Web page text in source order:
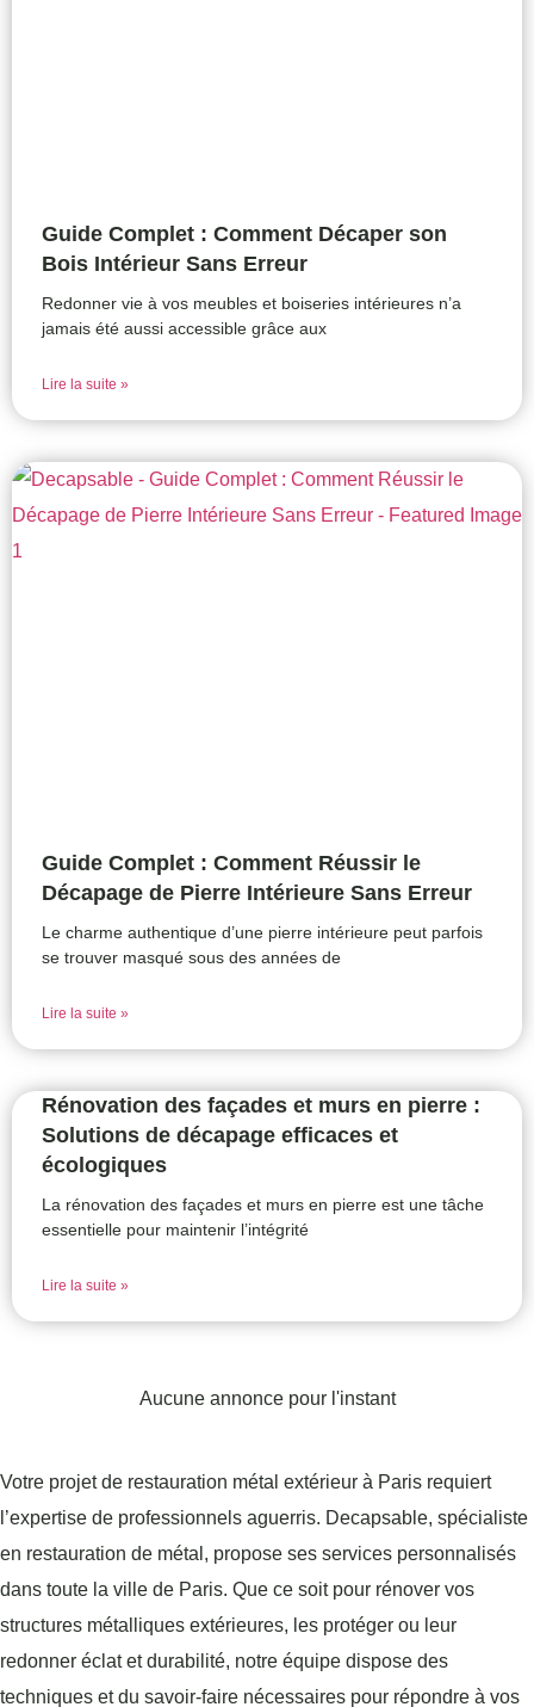
Guide Complet : Comment Décaper son
Bois Intérieur Sans Erreur
Redonner vie à vos meubles et boiseries intérieures n’a
jamais été aussi accessible grâce aux
Lire la suite »
Guide Complet : Comment Réussir le
Décapage de Pierre Intérieure Sans Erreur
Le charme authentique d’une pierre intérieure peut parfois
se trouver masqué sous des années de
Lire la suite »
Rénovation des façades et murs en pierre :
Solutions de décapage efficaces et
écologiques
La rénovation des façades et murs en pierre est une tâche
essentielle pour maintenir l’intégrité
Lire la suite »
Aucune annonce pour l'instant
Votre projet de restauration métal extérieur à Paris requiert
l’expertise de professionnels aguerris. Decapsable, spécialiste
en restauration de métal, propose ses services personnalisés
dans toute la ville de Paris. Que ce soit pour rénover vos
structures métalliques extérieures, les protéger ou leur
redonner éclat et durabilité, notre équipe dispose des
techniques et du savoir-faire nécessaires pour répondre à vos